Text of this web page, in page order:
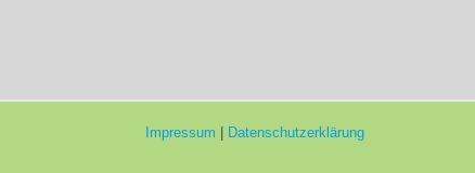
Impressum Datenschutzerklärung